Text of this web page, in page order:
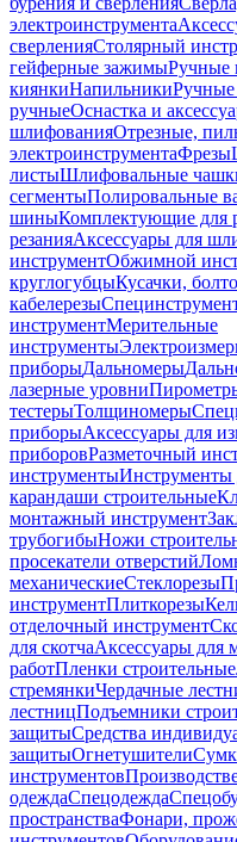
электроинструмента
сверленияСтолярный
гейферные зажимыРучные
киянкиНапильникиРучные
ручныеОснастка и
шлифованияОтрезные,
электроинструментаФрезы
листыШлифовальные
сегментыПолировальные
шиныКомплектующие для
резанияАксессуары для
инструментОбжимной
круглогубцыКусачки,
кабелерезы
инструментМерительные
инструменты
приборыДальномеры
лазерные уровни
тестерыТолщиномеры
приборыАксессуары для
приборовРазметочный
инструментыИнструменты
карандаши строительные
монтажный инструмент
трубогибыНожи
просекатели отверстий
механическиеСтеклорезы
инструментПлиткорезы
отделочный инструмент
для скотчаАксессуары для
работПленки строительные
стремянкиЧердачные
лестницПодъемники
защитыСредства
защитыОгнетушители
инструментов
одеждаСпецодежда
пространстваФонари,